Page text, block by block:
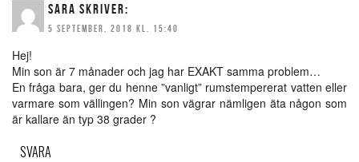
SARA SKRIVER:
5 SEPTEMBER, 2018 KL. 15:40
Hej!
Min son är 7 månader och jag har EXAKT samma problem…
En fråga bara, ger du henne ”vanligt” rumstempererat vatten eller
varmare som vällingen? Min son vägrar nämligen äta någon som
är kallare än typ 38 grader ?
SVARA